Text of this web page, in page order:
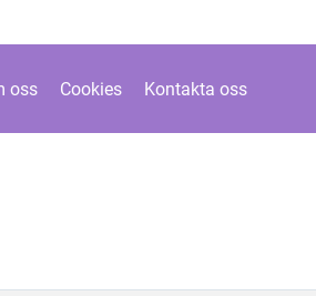
oss Cookies Kontakta oss